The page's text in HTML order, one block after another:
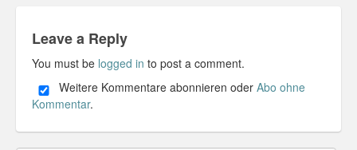
30 Day Missions
Travel
Gin & Tonic Ranking
Sideblog
Leave a Reply
You must be logged in to post a comment.
Weitere Kommentare abonnieren oder Abo ohne
Kommentar.